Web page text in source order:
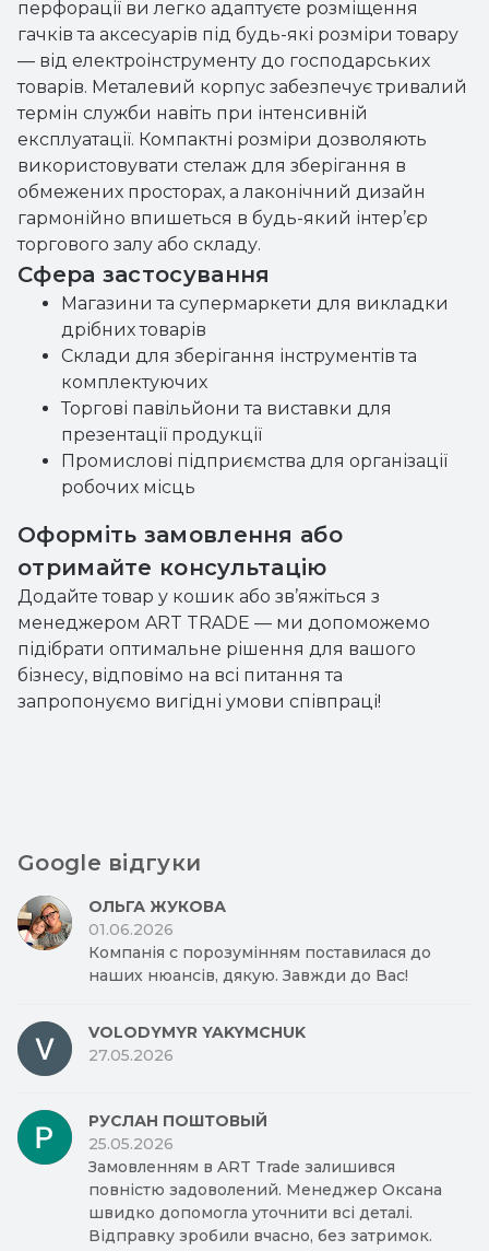
перфорації ви легко адаптуєте розміщення
гачків та аксесуарів під будь-які розміри товару
— від електроінструменту до господарських
товарів. Металевий корпус забезпечує тривалий
термін служби навіть при інтенсивній
експлуатації. Компактні розміри дозволяють
використовувати стелаж для зберігання в
обмежених просторах, а лаконічний дизайн
гармонійно впишеться в будь-який інтер’єр
торгового залу або складу.
Сфера застосування
Магазини та супермаркети для викладки
дрібних товарів
Склади для зберігання інструментів та
комплектуючих
Торгові павільйони та виставки для
презентації продукції
Промислові підприємства для організації
робочих місць
Оформіть замовлення або
отримайте консультацію
Додайте товар у кошик або зв’яжіться з
менеджером ART TRADE — ми допоможемо
підібрати оптимальне рішення для вашого
бізнесу, відповімо на всі питання та
запропонуємо вигідні умови співпраці!
Google відгуки
ОЛЬГА ЖУКОВА
01.06.2026
Компанія с порозумінням поставилася до
наших нюансів, дякую. Завжди до Вас!
VOLODYMYR YAKYMCHUK
27.05.2026
РУСЛАН ПОШТОВЫЙ
25.05.2026
Замовленням в ART Trade залишився
повністю задоволений. Менеджер Оксана
швидко допомогла уточнити всі деталі.
Відправку зробили вчасно, без затримок.